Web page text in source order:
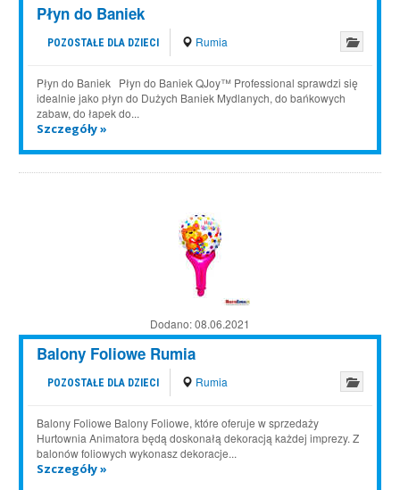
Płyn do Baniek
POZOSTAŁE DLA DZIECI Rumia
Płyn do Baniek Płyn do Baniek QJoy™ Professional sprawdzi się
idealnie jako płyn do Dużych Baniek Mydlanych, do bańkowych
zabaw, do łapek do...
Szczegóły »
Dodano:08.06.2021
Balony Foliowe Rumia
POZOSTAŁE DLA DZIECI Rumia
Balony Foliowe Balony Foliowe, które oferuje w sprzedaży
Hurtownia Animatora będą doskonałą dekoracją każdej imprezy. Z
balonów foliowych wykonasz dekoracje...
Szczegóły »